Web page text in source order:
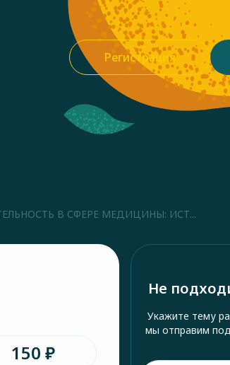
Регистрация
В СФЕРЕ МЕДИЦИНЫ: ИСТ...
150 ₽
Не
Укажите тему
мы отправим